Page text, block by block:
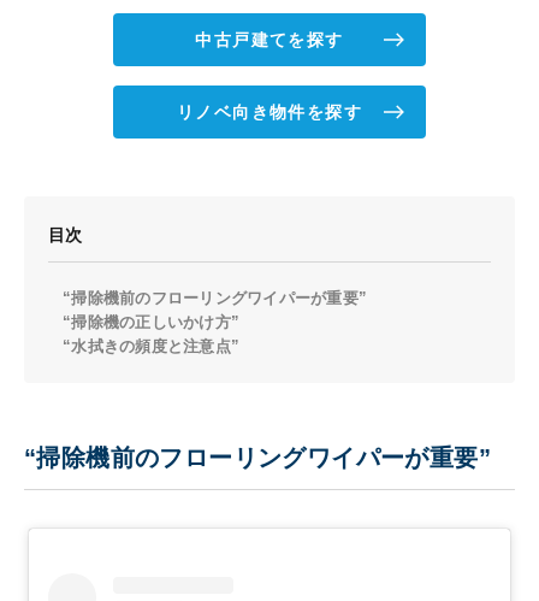
中古戸建てを探す
リノベ向き物件を探す
目次
“掃除機前のフローリングワイパーが重要”
“掃除機の正しいかけ方”
“水拭きの頻度と注意点”
“掃除機前のフローリングワイパーが重要”